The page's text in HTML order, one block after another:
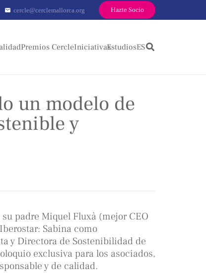
mail cercle@cerclemallorca.org Hazte Socio
Premios CercleIniciativasEstudiosES
un modelo de
y
padre Miquel Fluxà (mejor CEO
Sabina como
y Directora de Sostenibilidad de
exclusiva para los asociados,
y de calidad.